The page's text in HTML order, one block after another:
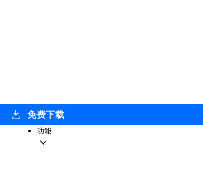
免费下载
功能